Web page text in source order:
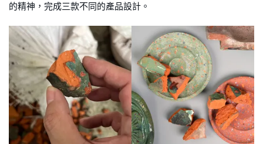
的精神，完成三款不同的產品設計。